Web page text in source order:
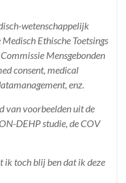
wetenschappelijk
Ethische Toetsings
Mensgebonden
consent, medical
enz.
van voorbeelden uit de
DEHP studie, de COV
ik toch blij ben dat ik deze